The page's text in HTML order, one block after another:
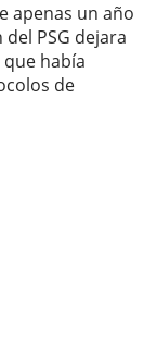
apenas un año
PSG dejara
había
de